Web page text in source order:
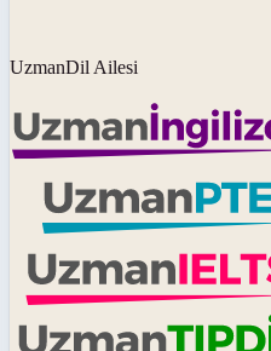
UzmanDil Ailesi